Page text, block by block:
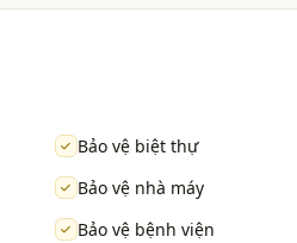
Bảo vệ biệt thự
Bảo vệ nhà máy
Bảo vệ bệnh viện